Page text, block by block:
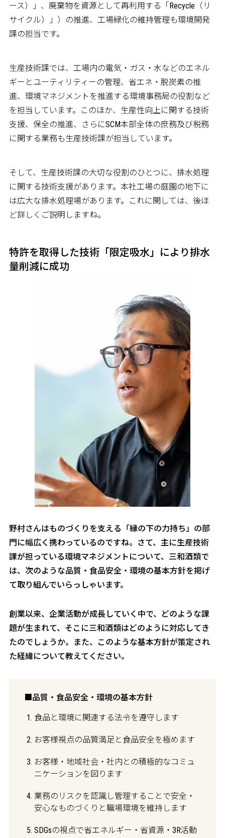
ース）」、廃棄物を資源として再利用する「Recycle（リ
サイクル）」）の推進、工場緑化の維持管理も環境開発
課の担当です。
生産技術課では、工場内の電気・ガス・水などのエネル
ギーとユーティリティーの管理、省エネ・脱炭素の推
進、環境マネジメントを推進する環境事務局の役割など
を担当しています。このほか、生産性向上に関する技術
支援、保全の推進、さらにSCM本部全体の庶務及び税務
に関する業務も生産技術課が担当しています。
そして、生産技術課の大切な役割のひとつに、排水処理
に関する技術支援があります。本社工場の庭園の地下に
は広大な排水処理場があります。これに関しては、後ほ
ど詳しくご説明しますね。
特許を取得した技術「限定吸水」により排水
量削減に成功
――野村さんはものづくりを支える「縁の下の力持ち」の部
門に幅広く携わっているのですね。さて、主に生産技術
課が担っている環境マネジメントについて、三和酒類で
は、次のような品質・食品安全・環境の基本方針を掲げ
て取り組んでいらっしゃいます。
創業以来、企業活動が成長していく中で、どのような課
題が生まれて、そこに三和酒類はどのように対応してき
たのでしょうか。また、このような基本方針が策定され
た経緯について教えてください。
■品質・食品安全・環境の基本方針
食品と環境に関連する法令を遵守します
お客様視点の品質満足と食品安全を極めます
お客様・地域社会・社内との積極的なコミュ
ニケーションを図ります
業務のリスクを認識し管理することで安全・
安心なものづくりと職場環境を維持します
SDGsの視点で省エネルギー・省資源・3R活動